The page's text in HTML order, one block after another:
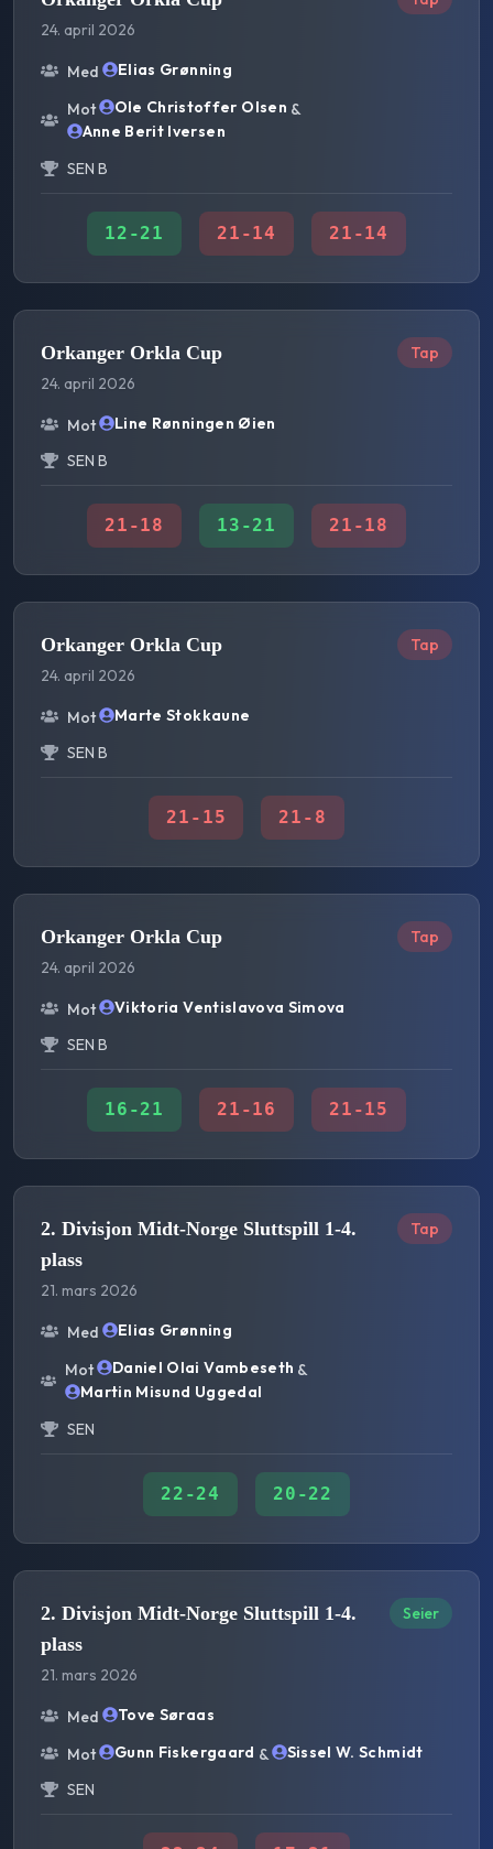
24. april 2026
Med
Elias Grønning
Mot
Ole Christoffer Olsen &
Anne Berit Iversen
SEN B
12 -21 21 -14 21 -14
Orkanger Orkla Cup
24. april 2026
Tap
Mot
Line Rønningen Øien
SEN B
21 -18 13 -21 21 -18
Orkanger Orkla Cup
24. april 2026
Tap
Mot
Marte Stokkaune
SEN B
21 - 15 21 - 8
Orkanger Orkla Cup
24. april 2026
Tap
Mot
Viktoria Ventislavova Simova
SEN B
16 -21 21 -16 21 -15
2. Divisjon Midt-Norge Sluttspill 1-4.
plass
21. mars 2026
Tap
Med
Elias Grønning
Mot
Daniel Olai Vambeseth &
Martin Misund Uggedal
SEN
22 -24 20 -22
2. Divisjon Midt-Norge Sluttspill 1-4.
plass
21. mars 2026
Seier
Med
Tove Søraas
Mot
Gunn Fiskergaard &
Sissel W. Schmidt
SEN